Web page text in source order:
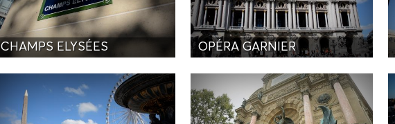
CHAMPS ELYSÉES OPÉRA GARNIER